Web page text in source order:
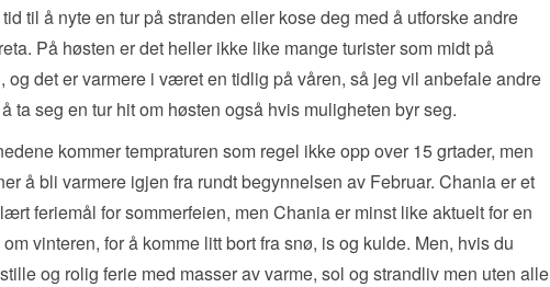
til å nyte en tur på stranden eller kose deg med å utforske andre
På høsten er det heller ikke like mange turister som midt på
og det er varmere i været en tidlig på våren, så jeg vil anbefale andre
ta seg en tur hit om høsten også hvis muligheten byr seg.
kommer tempraturen som regel ikke opp over 15 grtader, men
å bli varmere igjen fra rundt begynnelsen av Februar. Chania er et
feriemål for sommerfeien, men Chania er minst like aktuelt for en
vinteren, for å komme litt bort fra snø, is og kulde. Men, hvis du
og rolig ferie med masser av varme, sol og strandliv men uten alle